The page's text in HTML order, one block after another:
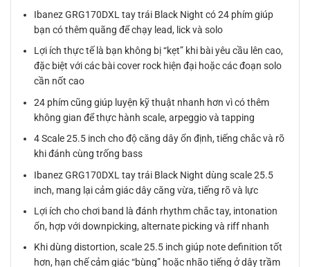
Ibanez GRG170DXL tay trái Black Night có 24 phím giúp
bạn có thêm quãng để chạy lead, lick và solo
Lợi ích thực tế là bạn không bị “kẹt” khi bài yêu cầu lên cao,
đặc biệt với các bài cover rock hiện đại hoặc các đoạn solo
cần nốt cao
24 phím cũng giúp luyện kỹ thuật nhanh hơn vì có thêm
không gian để thực hành scale, arpeggio và tapping
4 Scale 25.5 inch cho độ căng dây ổn định, tiếng chắc và rõ
khi đánh cùng trống bass
Ibanez GRG170DXL tay trái Black Night dùng scale 25.5
inch, mang lại cảm giác dây căng vừa, tiếng rõ và lực
Lợi ích cho chơi band là đánh rhythm chắc tay, intonation
ổn, hợp với downpicking, alternate picking và riff nhanh
Khi dùng distortion, scale 25.5 inch giúp note definition tốt
hơn, hạn chế cảm giác “bùng” hoặc nhão tiếng ở dây trầm